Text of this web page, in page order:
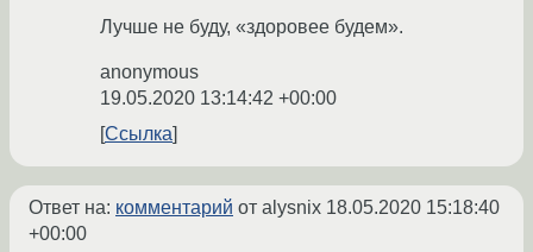
Лучше не буду, «здоровее будем».
anonymous
19.05.2020 13:14:42 +00:00
Ссылка
Ответ на: комментарий от alysnix 18.05.2020 15:18:40
+00:00